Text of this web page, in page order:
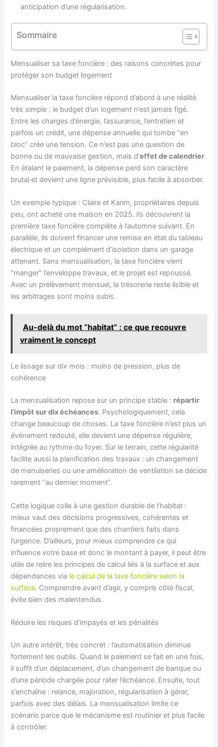
anticipation d’une régularisation.
Sommaire
Mensualiser sa taxe foncière : des raisons concrètes pour
protéger son budget logement
Mensualiser la taxe foncière répond d’abord à une réalité
très simple : le budget d’un logement n’est jamais figé.
Entre les charges d’énergie, l’assurance, l’entretien et
parfois un crédit, une dépense annuelle qui tombe “en
bloc” crée une tension. Ce n’est pas une question de
bonne ou de mauvaise gestion, mais d’effet de calendrier.
En étalant le paiement, la dépense perd son caractère
brutal et devient une ligne prévisible, plus facile à absorber.
Un exemple typique : Claire et Karim, propriétaires depuis
peu, ont acheté une maison en 2025. Ils découvrent la
première taxe foncière complète à l’automne suivant. En
parallèle, ils doivent financer une remise en état du tableau
électrique et un complément d’isolation dans un garage
attenant. Sans mensualisation, la taxe foncière vient
“manger” l’enveloppe travaux, et le projet est repoussé.
Avec un prélèvement mensuel, la trésorerie reste lisible et
les arbitrages sont moins subis.
Au-delà du mot “habitat” : ce que recouvre
vraiment le concept
Le lissage sur dix mois : moins de pression, plus de
cohérence
La mensualisation repose sur un principe stable : répartir
l’impôt sur dix échéances. Psychologiquement, cela
change beaucoup de choses. La taxe foncière n’est plus un
événement redouté, elle devient une dépense régulière,
intégrée au rythme du foyer. Sur le terrain, cette régularité
facilite aussi la planification des travaux : un changement
de menuiseries ou une amélioration de ventilation se décide
rarement “au dernier moment”.
Cette logique colle à une gestion durable de l’habitat :
mieux vaut des décisions progressives, cohérentes et
financées proprement que des chantiers faits dans
l’urgence. D’ailleurs, pour mieux comprendre ce qui
influence votre base et donc le montant à payer, il peut être
utile de relire les principes de calcul liés à la surface et aux
dépendances via le calcul de la taxe foncière selon la
surface. Comprendre avant d’agir, y compris côté fiscal,
évite bien des malentendus.
Réduire les risques d’impayés et les pénalités
Un autre intérêt, très concret : l’automatisation diminue
fortement les oublis. Quand le paiement se fait en une fois,
il suffit d’un déplacement, d’un changement de banque ou
d’une période chargée pour rater l’échéance. Ensuite, tout
s’enchaîne : relance, majoration, régularisation à gérer,
parfois avec des délais. La mensualisation limite ce
scénario parce que le mécanisme est routinier et plus facile
à contrôler.